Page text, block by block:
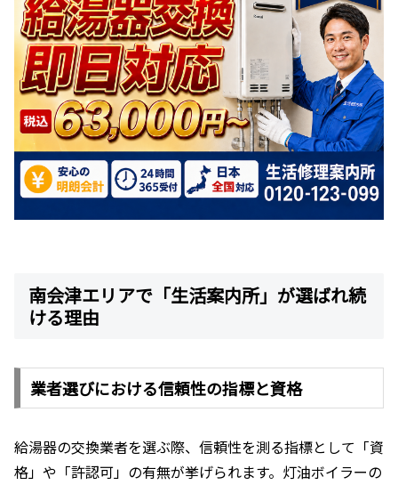
南会津エリアで「生活案内所」が選ばれ続
ける理由
業者選びにおける信頼性の指標と資格
給湯器の交換業者を選ぶ際、信頼性を測る指標として「資
格」や「許認可」の有無が挙げられます。灯油ボイラーの